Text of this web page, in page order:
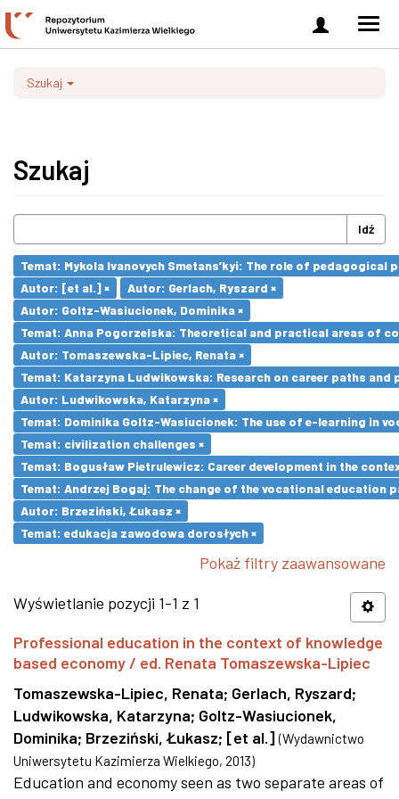
Zaloguj
się
Szukaj
Szukaj
Idź
Temat: Mykola Ivanovych Smetans’kyi: The role of
Autor: [et al.] ×
Autor: Gerlach, Ryszard ×
Autor: Goltz-Wasiucionek, Dominika ×
Temat: Anna Pogorzelska: Theoretical and practical areas of
Autor: Tomaszewska-Lipiec, Renata ×
Temat: Katarzyna Ludwikowska: Research on career paths
Autor: Ludwikowska, Katarzyna ×
Temat: Dominika Goltz-Wasiucionek: The use of e-learning in
Temat: civilization challenges ×
Temat: Bogusław Pietrulewicz: Career development in the
Temat: Andrzej Bogaj: The change of the vocational education
Autor: Brzeziński, Łukasz ×
Temat: edukacja zawodowa dorosłych ×
Pokaż filtry zaawansowane
Wyświetlanie pozycji 1-1 z 1
Professional education in the context of knowledge
based economy / ed. Renata Tomaszewska-Lipiec
Tomaszewska-Lipiec, Renata; Gerlach, Ryszard;
Ludwikowska, Katarzyna; Goltz-Wasiucionek,
Dominika; Brzeziński, Łukasz; [et al.] (Wydawnictwo
Uniwersytetu Kazimierza Wielkiego, 2013)
Education and economy seen as two separate areas of